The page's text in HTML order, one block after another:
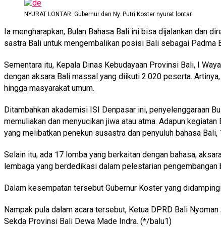
NYURAT LONTAR: Gubernur dan Ny. Putri Koster nyurat lontar.
Ia mengharapkan, Bulan Bahasa Bali ini bisa dijalankan dan
sastra Bali untuk mengembalikan posisi Bali sebagai Padma
Sementara itu, Kepala Dinas Kebudayaan Provinsi Bali, I
dengan aksara Bali massal yang diikuti 2.020 peserta.
hingga masyarakat umum.
Ditambahkan akademisi ISI Denpasar ini, penyelenggaraan
memuliakan dan menyucikan jiwa atau atma. Adapun
yang melibatkan penekun susastra dan penyuluh bahasa
Selain itu, ada 17 lomba yang berkaitan dengan bahasa,
lembaga yang berdedikasi dalam pelestarian pengembangan
Dalam kesempatan tersebut Gubernur Koster yang
Nampak pula dalam acara tersebut, Ketua DPRD Bali
Sekda Provinsi Bali Dewa Made Indra. (*/balu1)